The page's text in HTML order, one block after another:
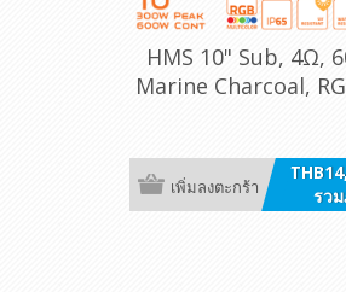
HMS 10" Sub, 4Ω,
Marine Charcoal,
รว
เพิ่มลงตะกร้า